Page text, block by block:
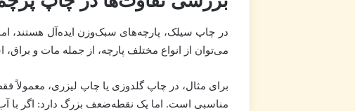
در چاپ سیلک، پارچه‌های سبک‌وزن ایده‌آل هستند،
می‌توان از انواع مختلف پارچه، از جمله مات و
برای مثال، در چاپ گلدوزی یا چاپ لیزری، معمولاً
مناسبی است. اما یک نقطه‌ضعف بزرگ دارد: اگر با